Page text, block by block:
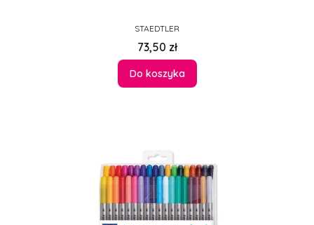
PRODUCENT
STAEDTLER
Cena
73,50 zł
Do koszyka